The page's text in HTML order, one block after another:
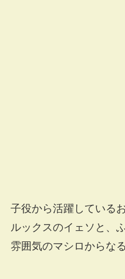
子役から活躍している
ルックスのイェソと、
雰囲気のマシロからな